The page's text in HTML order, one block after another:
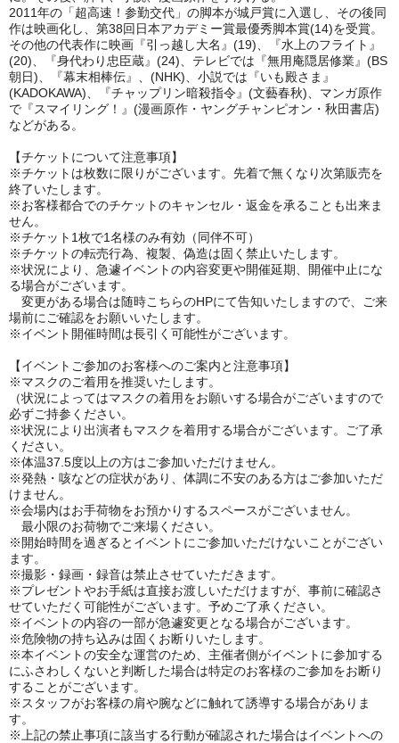
2011年の「超高速！参勤交代」の脚本が城戸賞に入選し、その後同
作は映画化し、第38回日本アカデミー賞最優秀脚本賞(14)を受賞。
その他の代表作に映画『引っ越し大名』(19)、『水上のフライト』
(20)、『身代わり忠臣蔵』(24)、テレビでは『無用庵隠居修業』(BS
朝日)、『幕末相棒伝』、(NHK)、小説では『いも殿さま』
(KADOKAWA)、『チャップリン暗殺指令』(文藝春秋)、マンガ原作
で『スマイリング！』(漫画原作・ヤングチャンピオン・秋田書店)
などがある。
【チケットについて注意事項】
※チケットは枚数に限りがございます。先着で無くなり次第販売を
終了いたします。
※お客様都合でのチケットのキャンセル・返金を承ることも出来ま
せん。
※チケット1枚で1名様のみ有効（同伴不可）
※チケットの転売行為、複製、偽造は固く禁止いたします。
※状況により、急遽イベントの内容変更や開催延期、開催中止にな
る場合がございます。
変更がある場合は随時こちらのHPにて告知いたしますので、ご来
場前にご確認をお願いいたします。
※イベント開催時間は長引く可能性がございます。
【イベントご参加のお客様へのご案内と注意事項】
※マスクのご着用を推奨いたします。
（状況によってはマスクの着用をお願いする場合がございますので
必ずご持参ください。
※状況により出演者もマスクを着用する場合がございます。ご了承
ください。
※体温37.5度以上の方はご参加いただけません。
※発熱・咳などの症状があり、体調に不安のある方はご参加いただ
けません。
※会場内はお手荷物をお預かりするスペースがございません。
最小限のお荷物でご来場ください。
※開始時間を過ぎるとイベントにご参加いただけないことがござい
ます。
※撮影・録画・録音は禁止させていただきます。
※プレゼントやお手紙は直接お渡しいただけますが、事前に確認さ
せていただく可能性がございます。予めご了承ください。
※イベントの内容の一部が急遽変更となる場合がございます。
※危険物の持ち込みは固くお断りいたします。
※本イベントの安全な運営のため、主催者側がイベントに参加する
にふさわしくないと判断した場合は特定のお客様のご参加をお断り
することがございます。
※スタッフがお客様の肩や腕などに触れて誘導する場合がありま
す。
※上記の禁止事項に該当する行動が確認された場合はイベントへの